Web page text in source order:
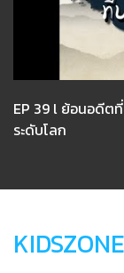
EP 39 l ย้อนอดีต
ระดับโลก
KIDSZONE